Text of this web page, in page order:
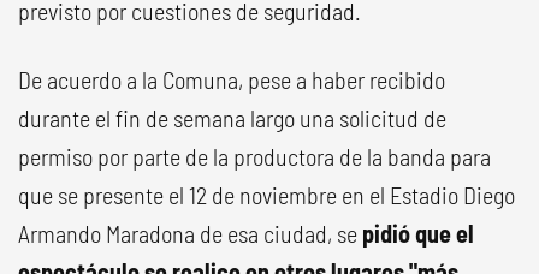
previsto por cuestiones de seguridad.
De acuerdo a la Comuna, pese a haber recibido
durante el fin de semana largo una solicitud de
permiso por parte de la productora de la banda para
que se presente el 12 de noviembre en el Estadio Diego
Armando Maradona de esa ciudad, se pidió que el